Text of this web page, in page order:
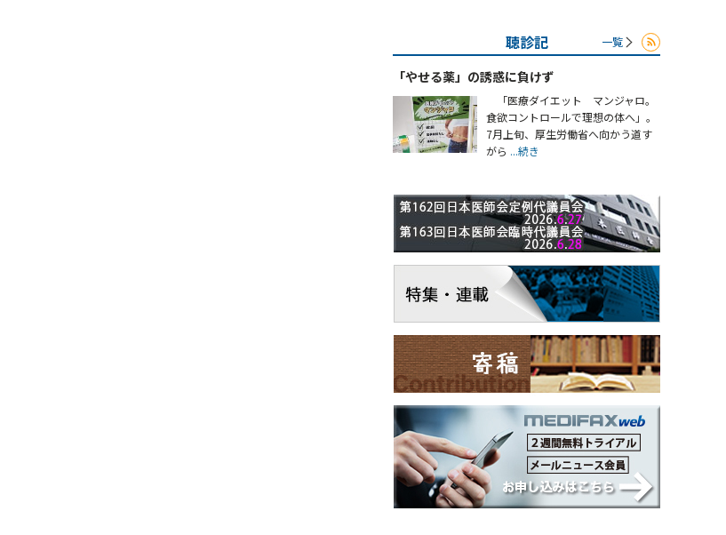
聴診記 一覧
「やせる薬」の誘惑に負けず
「医療ダイエット マンジャロ。
食欲コントロールで理想の体へ」。
7月上旬、厚生労働省へ向かう道す
がら ...続き